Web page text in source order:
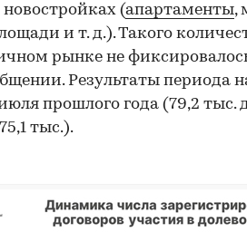
(апартаменты,
и т. д.). Такого
рынке не
Результаты периода
прошлого года (79,2 тыс.
тыс.).